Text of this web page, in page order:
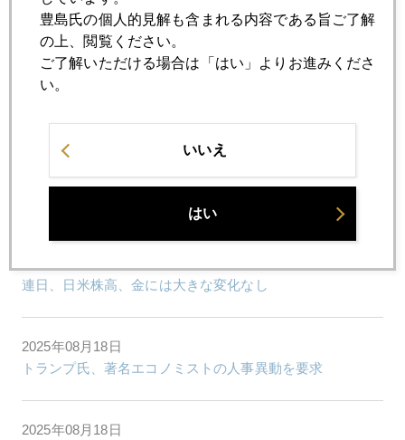
2025年08月20日
金とプラチナの違いとは
2025年08月19日
2025年08月18日
連日、日米株高、金には大きな変化なし
2025年08月18日
トランプ氏、著名エコノミストの人事異動を要求
2025年08月18日
豊島氏の個人的見解も含まれる内容である旨ご了解
の上、閲覧ください。
ご了解いただける場合は「はい」よりお進みくださ
い。
いいえ
はい